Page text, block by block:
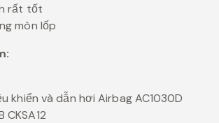
rất tốt
mòn lốp
khiển và dẫn hơi Airbag AC1030D
CKSA12